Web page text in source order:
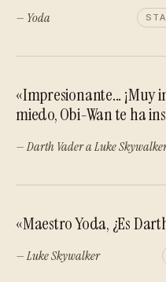
— Yoda
«Impresionante...
miedo, Obi-Wan te ha
— Darth Vader a Luke
«Maestro Yoda, ¿Es
— Luke Skywalker